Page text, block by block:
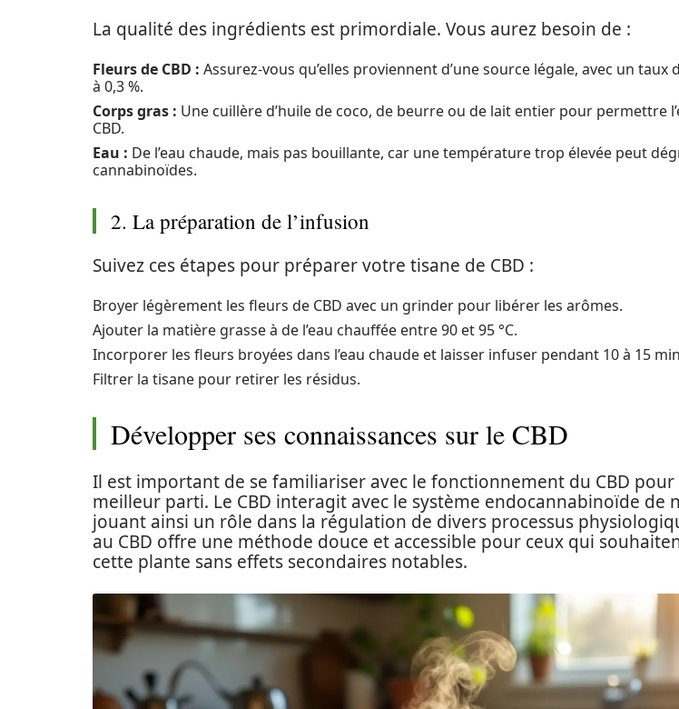
La qualité des ingrédients est primordiale. Vous aurez besoin de :
Fleurs de CBD : Assurez-vous qu’elles proviennent d’une source légale, avec un taux
à 0,3 %.
Corps gras : Une cuillère d’huile de coco, de beurre ou de lait entier pour permettre
CBD.
Eau : De l’eau chaude, mais pas bouillante, car une température trop élevée peut
cannabinoïdes.
2. La préparation de l’infusion
Suivez ces étapes pour préparer votre tisane de CBD :
Broyer légèrement les fleurs de CBD avec un grinder pour libérer les arômes.
Ajouter la matière grasse à de l’eau chauffée entre 90 et 95 °C.
Incorporer les fleurs broyées dans l’eau chaude et laisser infuser pendant 10 à 15
Filtrer la tisane pour retirer les résidus.
Développer ses connaissances sur le CBD
Il est important de se familiariser avec le fonctionnement du CBD
meilleur parti. Le CBD interagit avec le système endocannabinoïde de
jouant ainsi un rôle dans la régulation de divers processus
au CBD offre une méthode douce et accessible pour ceux qui
cette plante sans effets secondaires notables.